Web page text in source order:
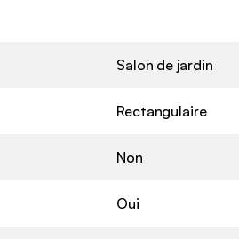
Salon de jardin
Rectangulaire
Non
Oui